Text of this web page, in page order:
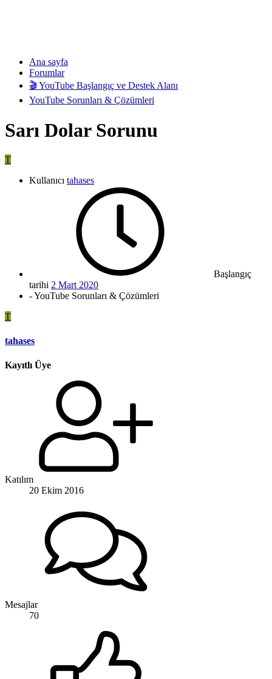
Ana sayfa
Forumlar
🎬 YouTube Başlangıç ve Destek Alanı
YouTube Sorunları & Çözümleri
Sarı Dolar Sorunu
T
Kullanıcı tahases
Başlangıç
tarihi 2 Mart 2020
- YouTube Sorunları & Çözümleri
T
tahases
Kayıtlı Üye
Katılım
20 Ekim 2016
Mesajlar
70